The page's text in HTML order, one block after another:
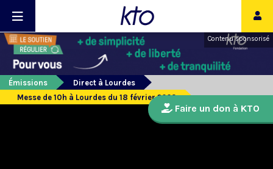
Contenu sponsorisé
Émissions
Direct à Lourdes
Messe de 10h à Lourdes du 18 février 2023
Faire un don à KTO